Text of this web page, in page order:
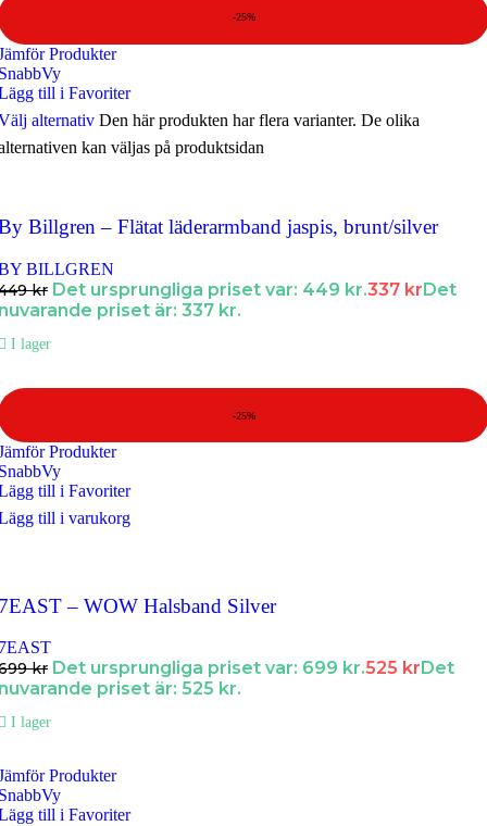
-25%
Produkter
till i Favoriter
alternativ Den här produkten har flera varianter. De olika
kan väljas på produktsidan
Billgren – Flätat läderarmband jaspis, brunt/silver
BILLGREN
kr Det ursprungliga priset var: 449 kr.337 krDet
priset är: 337 kr.
I lager
-25%
Produkter
till i Favoriter
till i varukorg
– WOW Halsband Silver
kr Det ursprungliga priset var: 699 kr.525 kr Det
priset är: 525 kr.
I lager
Produkter
till i Favoriter